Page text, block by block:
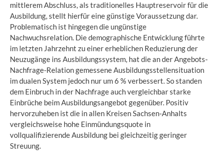
mittlerem Abschluss, als traditionelles Hauptreservoir für die
Ausbildung, stellt hierfür eine günstige Voraussetzung dar.
Problematisch ist hingegen die ungünstige
Nachwuchsrelation. Die demographische Entwicklung führte
im letzten Jahrzehnt zu einer erheblichen Reduzierung der
Neuzugänge ins Ausbildungssystem, hat die an der Angebots-
Nachfrage-Relation gemessene Ausbildungsstellensituation
im dualen System jedoch nur um 6 % verbessert. So standen
dem Einbruch in der Nachfrage auch vergleichbar starke
Einbrüche beim Ausbildungsangebot gegenüber. Positiv
hervorzuheben ist die in allen Kreisen Sachsen-Anhalts
vergleichsweise hohe Einmündungsquote in
vollqualifizierende Ausbildung bei gleichzeitig geringer
Streuung.